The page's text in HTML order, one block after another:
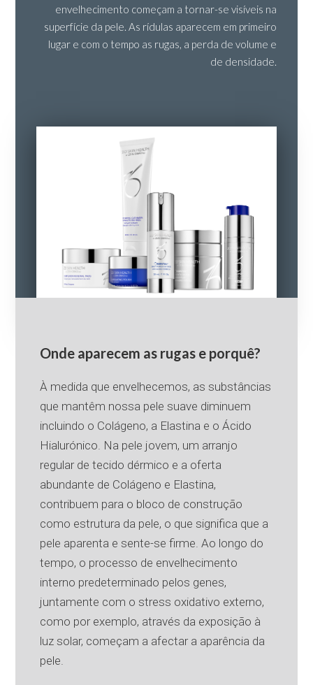
envelhecimento começam a tornar-se visíveis na
superfície da pele. As rídulas aparecem em primeiro
lugar e com o tempo as rugas, a perda de volume e
de densidade.
Onde aparecem as rugas e porquê?
À medida que envelhecemos, as substâncias
que mantêm nossa pele suave diminuem
incluindo o Colágeno, a Elastina e o Ácido
Hialurónico. Na pele jovem, um arranjo
regular de tecido dérmico e a oferta
abundante de Colágeno e Elastina,
contribuem para o bloco de construção
como estrutura da pele, o que significa que a
pele aparenta e sente-se firme. Ao longo do
tempo, o processo de envelhecimento
interno predeterminado pelos genes,
juntamente com o stress oxidativo externo,
como por exemplo, através da exposição à
luz solar, começam a afectar a aparência da
pele.